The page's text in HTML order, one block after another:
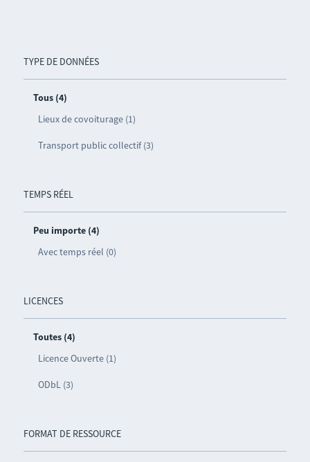
TYPE DE DONNÉES
Tous (4)
Lieux de covoiturage (1)
Transport public collectif (3)
TEMPS RÉEL
Peu importe (4)
Avec temps réel (0)
LICENCES
Toutes (4)
Licence Ouverte (1)
ODbL (3)
FORMAT DE RESSOURCE